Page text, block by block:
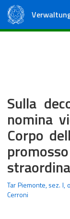
Sulla
nomina
Corpo
Tar Piemonte, sez. I,
Cerroni